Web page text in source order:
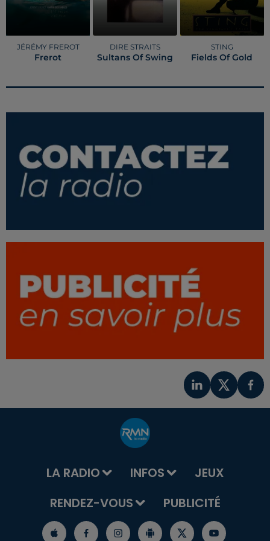
JÉRÉMY FREROT
Frerot
DIRE STRAITS
Sultans Of Swing
STING
Fields Of Gold
LA RADIO INFOS
JEUX
RENDEZ-VOUS
PUBLICITÉ